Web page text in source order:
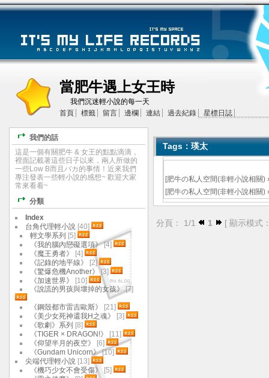
當肥牛遇上女王時
我們沉迷輕小說的每一天
首頁
標籤 留言 邊欄 連結 過去紀錄 星標日誌
Tags：瑛太
[肥牛の私人空間(非輕小說相關)
[肥牛の私人空間(非輕小說相關)
分頁： 1/1 1 [ 顯示模式
我們的話
這是一個有關肥牛 & 女王的點點滴滴，
裡面記載著這些日子以來，兩人所做的
一些Low B而且バカ的事情！近來我們
專注發表一些輕小說的感想~ 歡迎大家
常來看看~
分類
Index
台角代理輕小說 [40]
輕文學系列 [5]
《我的腦內戀礙選項》[4]
《魔王勇者》
[4]
《記錄的地平線》
[2]
《驚爆危機Another》[3]
《加速世界》
[10]
《說謊的男孩與壞掉的女孩》[7]
《鋼殼都市雷吉歐斯》
[21]
《美少女死神還我H之魂》
[3]
《歌劇》系列 [8]
《TIGER × DRAGON!》
[11]
《仰望半月的夜空》
[6]
《Gundam Unicorn》[10]
尖端代理輕小說 [13]
《機巧少女不會受傷》
[5]